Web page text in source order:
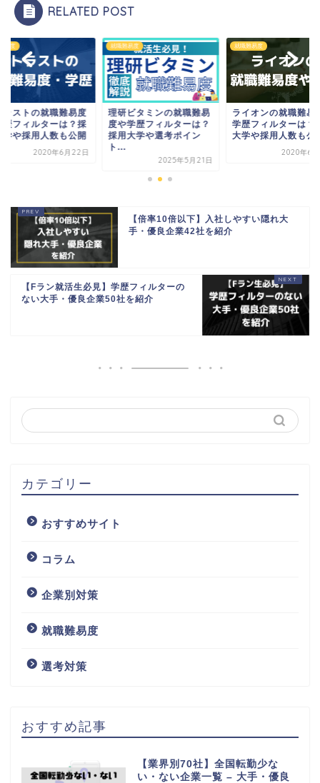
RELATED POST
易度
ラストの就職難易度
歴フィルターは？採
学や採用人数も公開
2020年6月22日
就職難易度
理研ビタミンの就職難易
度や学歴フィルターは？
採用大学や選考ポイン
ト...
2025年5月21日
就職難易度
ライオンの就職難易
学歴フィルターは？
大学や採用人数も公
2020年6
【倍率10倍以下】入社しやすい隠れ大
手・優良企業42社を紹介
【Fラン就活生必見】学歴フィルターの
ない大手・優良企業50社を紹介
カテゴリー
おすすめサイト
コラム
企業別対策
就職難易度
選考対策
おすすめ記事
【業界別70社】全国転勤少な
い・ない企業一覧 – 大手・優良